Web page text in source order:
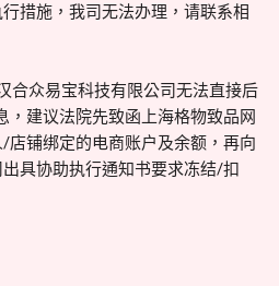
行措施，我司无法办理，请联系相
合众易宝科技有限公司无法直接后
，建议法院先致函上海格物致品网
店铺绑定的电商账户及余额，再向
具协助执行通知书要求冻结/扣